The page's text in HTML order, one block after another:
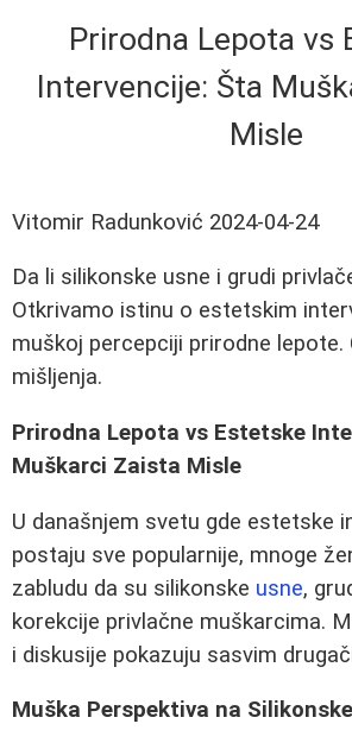
Prirodna Lepota vs
Intervencije: Šta
Misle
Vitomir Radunković 2024-04-24
Da li silikonske usne i grudi
Otkrivamo istinu o estetskim
muškoj percepciji prirodne lepote.
mišljenja.
Prirodna Lepota vs Estetske
Muškarci Zaista Misle
U današnjem svetu gde estetske
postaju sve popularnije, mnoge
zabludu da su silikonske usne,
korekcije privlačne muškarcima.
i diskusije pokazuju sasvim
Muška Perspektiva na